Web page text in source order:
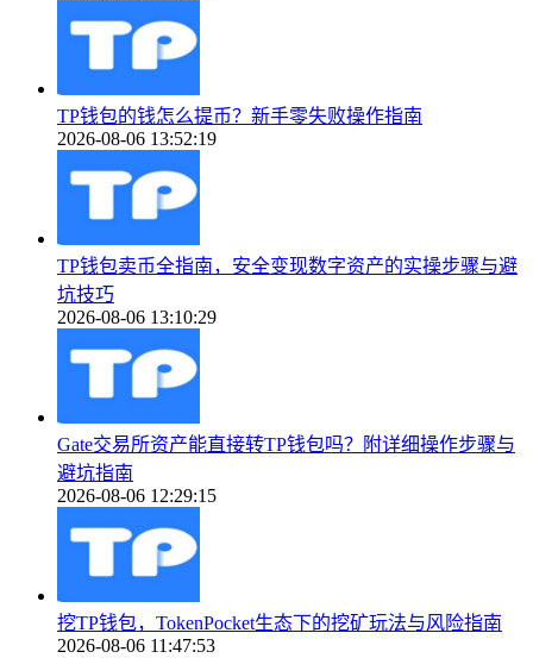
TP钱包的钱怎么提币？新手零失败操作指南
2026-08-06 13:52:19
TP钱包卖币全指南，安全变现数字资产的实操步骤与避
坑技巧
2026-08-06 13:10:29
Gate交易所资产能直接转TP钱包吗？附详细操作步骤与
避坑指南
2026-08-06 12:29:15
挖TP钱包，TokenPocket生态下的挖矿玩法与风险指南
2026-08-06 11:47:53